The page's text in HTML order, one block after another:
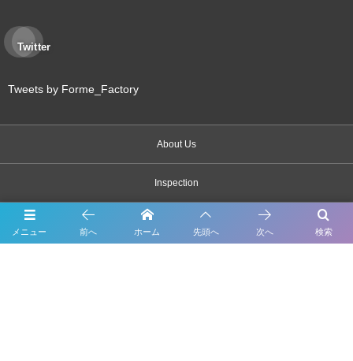
Twitter
Tweets by Forme_Factory
About Us
Inspection
Maintenance
メニュー 検索
前へ ホーム 先頭へ 次へ